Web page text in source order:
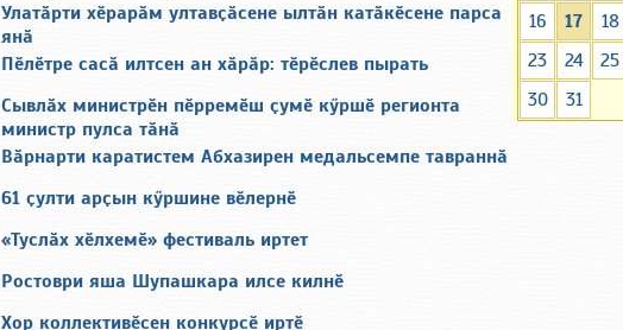
16
17 18
23
24 25
30
31
Улатӑрти хӗрарӑм ултавҫӑсене ылтӑн катӑкӗсене парса
янӑ
Пӗлӗтре сасӑ илтсен ан хӑрӑр: тӗрӗслев пырать
Сывлӑх министрӗн пӗрремӗш ҫумӗ кӳршӗ регионта
министр пулса тӑнӑ
Вӑрнарти каратистем Абхазирен медальсемпе тавраннӑ
61 ҫулти арҫын кӳршине вӗлернӗ
«Туслӑх хӗлхемӗ» фестиваль иртет
Ростоври яша Шупашкара илсе килнӗ
Хор коллективӗсен конкурсӗ иртӗ